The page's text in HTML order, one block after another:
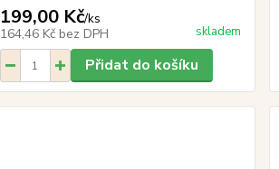
199,00 Kč/ks
164,46 Kč bez DPH skladem
Přidat do košíku